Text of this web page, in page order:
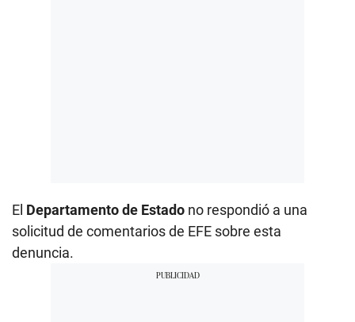
El Departamento de Estado no respondió a una
solicitud de comentarios de EFE sobre esta
denuncia.